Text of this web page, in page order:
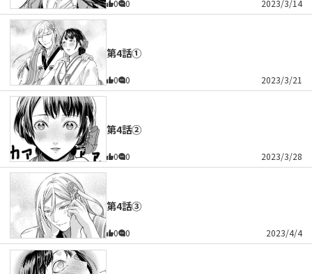
0 0 2023/3/14
第4話①
0 0 2023/3/21
第4話②
0 0 2023/3/28
第4話③
0 0 2023/4/4